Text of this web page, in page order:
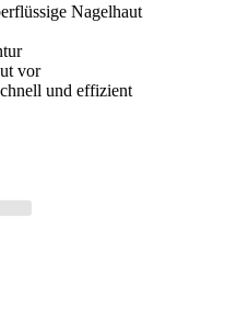
Nagelhaut
vor
und effizient